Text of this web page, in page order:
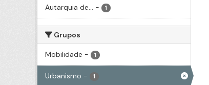
Autarquia de... - 1
Grupos
Mobilidade - 1
Urbanismo - 1